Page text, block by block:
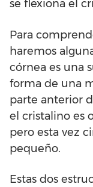
se flexiona el
Para
haremos
córnea es una
forma de una
parte anterior
el cristalino es
pero esta vez
pequeño.
Estas dos